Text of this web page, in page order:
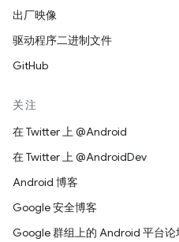
出厂映像
驱动程序二进制文件
GitHub
关注
在 Twitter 上 @Android
在 Twitter 上 @AndroidDev
Android 博客
Google 安全博客
Google 群组上的 Android 平台论